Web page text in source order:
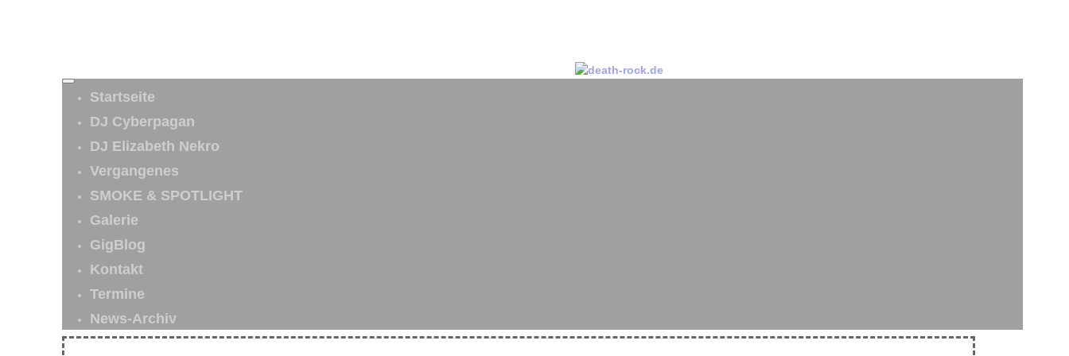
Startseite
DJ Cyberpagan
DJ Elizabeth Nekro
Vergangenes
SMOKE & SPOTLIGHT
Galerie
GigBlog
Kontakt
Termine
News-Archiv